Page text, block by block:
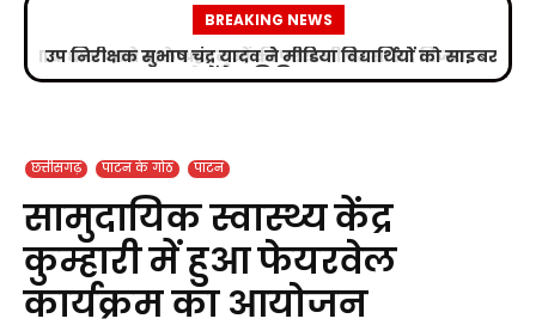
BREAKING NEWS
उप निरीक्षक सुभाष चंद्र यादव ने मीडिया विद्यार्थियों को साइबर
अपराधों के प्रति किया जागरूक
छत्तीसगढ़ पाटन के गोठ पाटन
सामुदायिक स्वास्थ्य केंद्र
कुम्हारी में हुआ फेयरवेल
कार्यक्रम का आयोजन